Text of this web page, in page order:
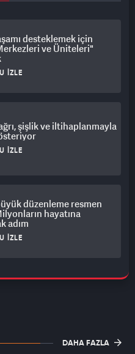
desteklemek için
ve Üniteleri"
İZLE
şişlik ve iltihaplanmayla
İZLE
düzenleme resmen
hayatına
adım
İZLE
DAHA FAZLA